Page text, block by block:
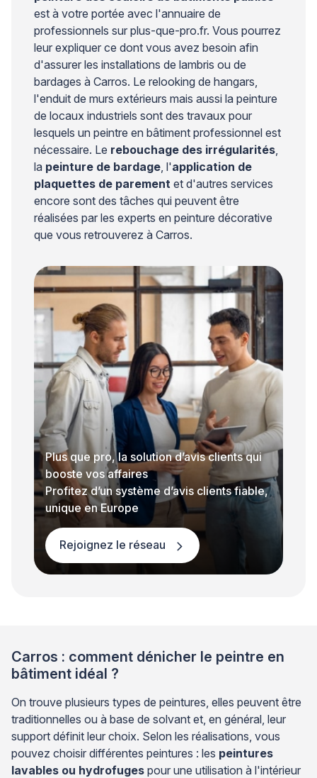
est à votre portée avec l'annuaire de
professionnels sur plus-que-pro.fr. Vous pourrez
leur expliquer ce dont vous avez besoin afin
d'assurer les installations de lambris ou de
bardages à Carros. Le relooking de hangars,
l'enduit de murs extérieurs mais aussi la peinture
de locaux industriels sont des travaux pour
lesquels un peintre en bâtiment professionnel est
nécessaire. Le rebouchage des irrégularités
la peinture de bardage , l'application de
plaquettes de parement et d'autres services
encore sont des tâches qui peuvent être
réalisées par les experts en peinture décorative
que vous retrouverez à Carros.
Plus que pro, la solution d’avis clients qui
booste vos affaires
Profitez d’un système d’avis clients fiable,
unique en Europe
Rejoignez le réseau
Carros : comment dénicher le peintre en
bâtiment idéal ?
On trouve plusieurs types de peintures, elles peuvent être
traditionnelles ou à base de solvant et, en général, leur
support définit leur choix. Selon les réalisations, vous
pouvez choisir différentes peintures : les peintures
lavables ou hydrofuges pour une utilisation à l'intérieur